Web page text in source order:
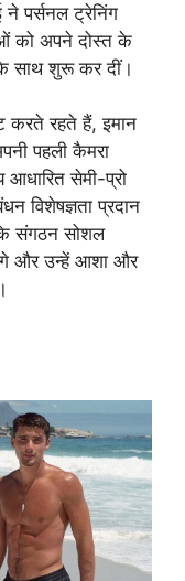
पर्सनल ट्रेनिंग
को अपने दोस्त के
साथ शुरू कर दीं।
करते रहते हैं, इमान
पहली कैमरा
सेमी-प्रो
विशेषज्ञता प्रदान
संगठन सोशल
और उन्हें आशा और